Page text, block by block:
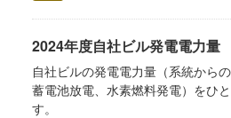
2024年度自社ビル発電電力量
自社ビルの発電電力量（系統から
蓄電池放電、水素燃料発電）をひ
す。